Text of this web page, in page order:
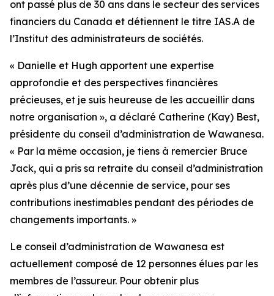
ont passé plus de 30 ans dans le secteur des services
financiers du Canada et détiennent le titre IAS.A de
l’Institut des administrateurs de sociétés.
« Danielle et Hugh apportent une expertise
approfondie et des perspectives financières
précieuses, et je suis heureuse de les accueillir dans
notre organisation », a déclaré Catherine (Kay) Best,
présidente du conseil d’administration de Wawanesa.
« Par la même occasion, je tiens à remercier Bruce
Jack, qui a pris sa retraite du conseil d’administration
après plus d’une décennie de service, pour ses
contributions inestimables pendant des périodes de
changements importants. »
Le conseil d’administration de Wawanesa est
actuellement composé de 12 personnes élues par les
membres de l’assureur. Pour obtenir plus